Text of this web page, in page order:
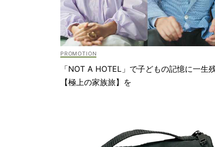
「NOT A HOTEL」で子どもの記憶に一生
【極上の家族旅】を